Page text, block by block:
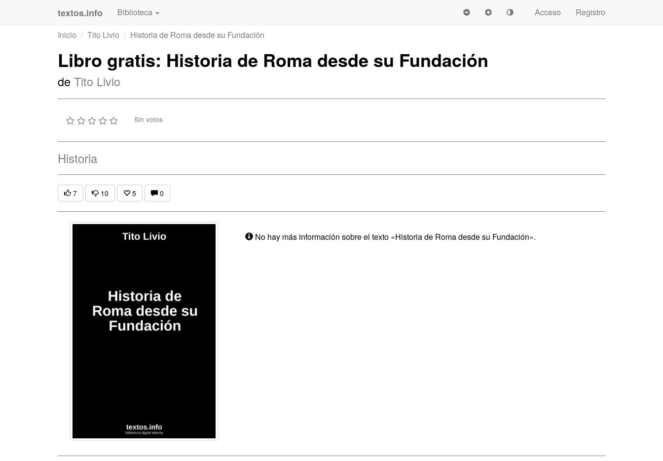
textos.info Biblioteca Acceso
Registro
Inicio
Tito Livio Historia de Roma desde su Fundación
Libro gratis: Historia de Roma desde su Fundación
de Tito Livio
Sin votos
Historia
7 10 5 0
No hay más información sobre el texto «Historia de Roma desde su Fundación».